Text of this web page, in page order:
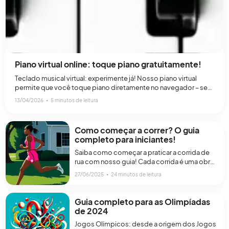
Piano virtual online: toque piano gratuitamente!
Teclado musical virtual: experimente já! Nosso piano virtual
permite que você toque piano diretamente no navegador – sem
instalação, sem cadastro e em qualquer dispositivo. Você
seu computador. O piano[…]
13/04/2026 ∙ 5 minutos de leitura
Como começar a correr? O guia
completo para iniciantes!
Saiba como começar a praticar a corrida de
rua com nosso guia! Cada corrida é uma obra
de arte, um desenho na tela de cada dia.
outras são comemorações.Dagny Scott
Barrios A prática da corrida é algo natural para
o ser humano,[…]
27/06/2025 ∙ 24 minutos de leitura
Guia completo para as Olimpíadas
de 2024
Jogos Olímpicos: desde a origem dos Jogos